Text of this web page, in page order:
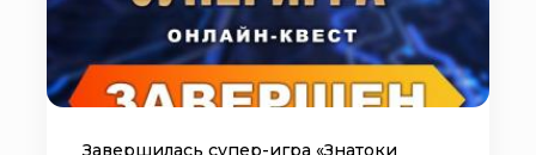
Завершилась супер-игра «Знатоки